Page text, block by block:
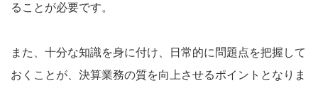
ることが必要です。
また、十分な知識を身に付け、日常的に問題点を把握して
おくことが、決算業務の質を向上させるポイントとなりま